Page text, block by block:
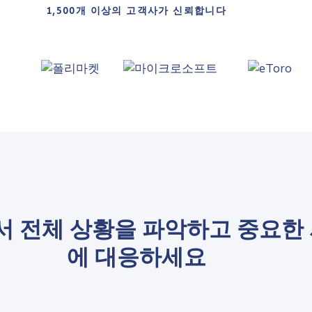
1,500개 이상의 고객사가 신뢰합니다
전체 상황을 파악하고 중요한
에 대응하세요